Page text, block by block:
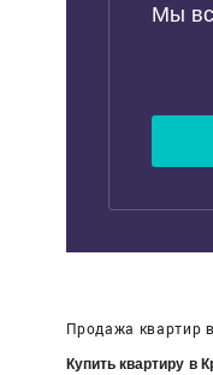
Мы
Продажа квартир
Купить квартиру в